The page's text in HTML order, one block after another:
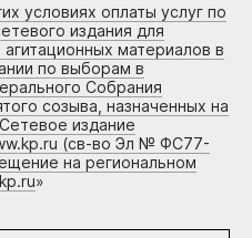
условиях оплаты услуг по
издания для
материалов в
по выборам в
Собрания
созыва, назначенных на
издание
(св-во Эл № ФС77-
на региональном
»